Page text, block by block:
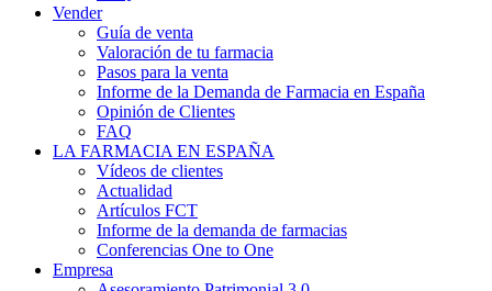
Vender
Guía de venta
Valoración de tu farmacia
Pasos para la venta
Informe de la Demanda de Farmacia en España
Opinión de Clientes
FAQ
LA FARMACIA EN ESPAÑA
Vídeos de clientes
Actualidad
Artículos FCT
Informe de la demanda de farmacias
Conferencias One to One
Empresa